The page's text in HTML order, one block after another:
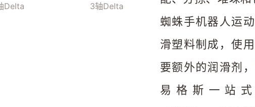
Delta 3轴Delta
蜘蛛手机器人运
滑塑料制成，使
要额外的润滑剂
易格斯一站